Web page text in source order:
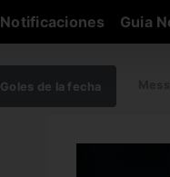
Notificaciones Guia
Goles de la fecha